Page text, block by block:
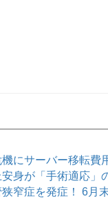
にサーバー移転費
身が「手術適応」
窄症を発症！ 6月